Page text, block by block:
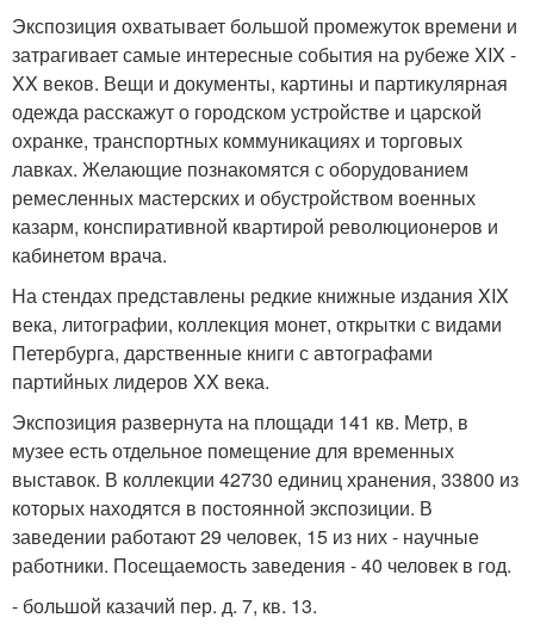
Экспозиция охватывает большой промежуток времени и
затрагивает самые интересные события на рубеже XIX -
XX веков. Вещи и документы, картины и партикулярная
одежда расскажут о городском устройстве и царской
охранке, транспортных коммуникациях и торговых
лавках. Желающие познакомятся с оборудованием
ремесленных мастерских и обустройством военных
казарм, конспиративной квартирой революционеров и
кабинетом врача.
На стендах представлены редкие книжные издания XIX
века, литографии, коллекция монет, открытки с видами
Петербурга, дарственные книги с автографами
партийных лидеров XX века.
Экспозиция развернута на площади 141 кв. Метр, в
музее есть отдельное помещение для временных
выставок. В коллекции 42730 единиц хранения, 33800 из
которых находятся в постоянной экспозиции. В
заведении работают 29 человек, 15 из них - научные
работники. Посещаемость заведения - 40 человек в год.
- большой казачий пер. д. 7, кв. 13.